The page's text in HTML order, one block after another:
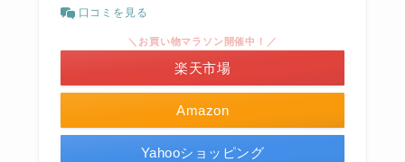
口コミを見る
Amazon
＼お買い物マラソン開催中！／
楽天市場
Yahooショッピング